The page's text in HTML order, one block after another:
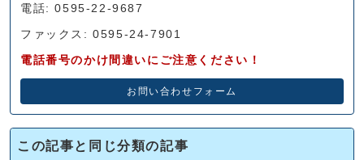
電話: 0595-22-9687
ファックス: 0595-24-7901
電話番号のかけ間違いにご注意ください！
お問い合わせフォーム
この記事と同じ分類の記事